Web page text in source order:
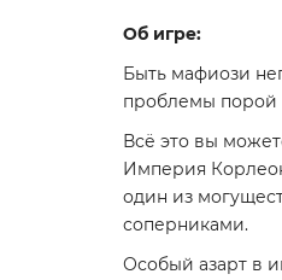
Об игре:
Быть мафиози
проблемы порой
Всё это вы
Империя
один из
соперниками.
Особый азарт в